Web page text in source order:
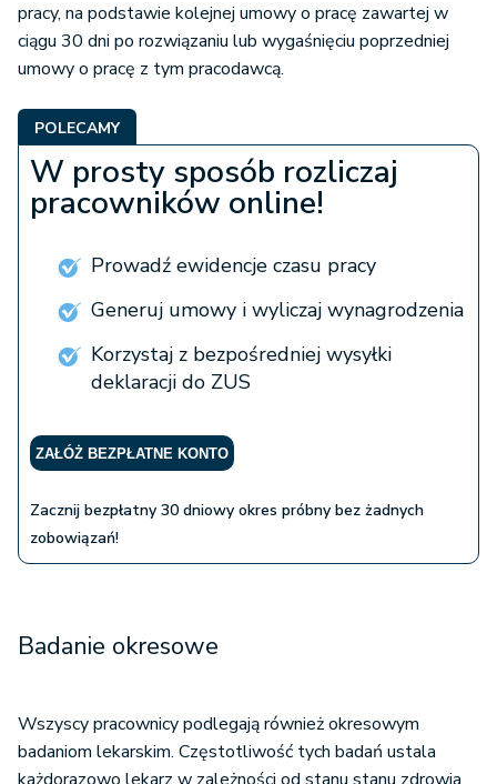
pracy, na podstawie kolejnej umowy o pracę zawartej w
ciągu 30 dni po rozwiązaniu lub wygaśnięciu poprzedniej
umowy o pracę z tym pracodawcą.
POLECAMY
W prosty sposób rozliczaj
pracowników online!
Prowadź ewidencje czasu pracy
Generuj umowy i wyliczaj wynagrodzenia
Korzystaj z bezpośredniej wysyłki
deklaracji do ZUS
ZAŁÓŻ BEZPŁATNE KONTO
Zacznij bezpłatny 30 dniowy okres próbny bez żadnych
zobowiązań!
Badanie okresowe
Wszyscy pracownicy podlegają również okresowym
badaniom lekarskim. Częstotliwość tych badań ustala